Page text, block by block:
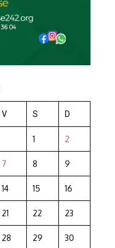
V S D
1 2
7 8 9
14 15 16
21 22 23
28 29 30